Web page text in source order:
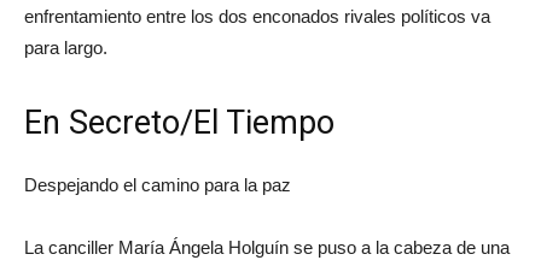
enfrentamiento entre los dos enconados rivales políticos va
para largo.
En Secreto/El Tiempo
Despejando el camino para la paz
La canciller María Ángela Holguín se puso a la cabeza de una